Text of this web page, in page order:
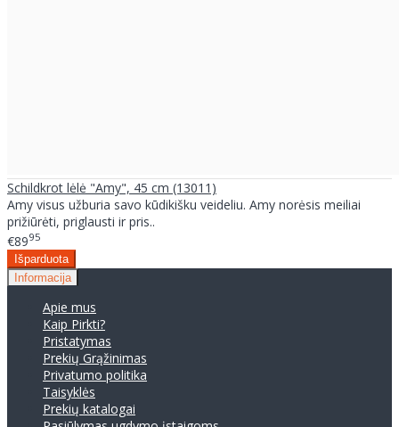
Schildkrot lėlė "Amy", 45 cm (13011)
Amy visus užburia savo kūdikišku veideliu. Amy norėsis meiliai
prižiūrėti, priglausti ir pris..
€8995
Informacija
Apie mus
Kaip Pirkti?
Pristatymas
Prekių Grąžinimas
Privatumo politika
Taisyklės
Prekių katalogai